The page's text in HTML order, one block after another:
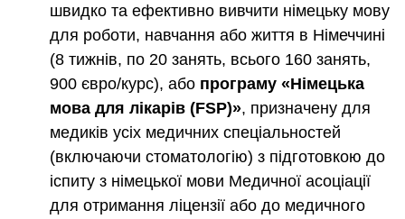
швидко та ефективно вивчити німецьку мову
для роботи, навчання або життя в Німеччині
(8 тижнів, по 20 занять, всього 160 занять,
900 євро/курс), або програму «Німецька
мова для лікарів (FSP)», призначену для
медиків усіх медичних спеціальностей
(включаючи стоматологію) з підготовкою до
іспиту з німецької мови Медичної асоціації
для отримання ліцензії або до медичного